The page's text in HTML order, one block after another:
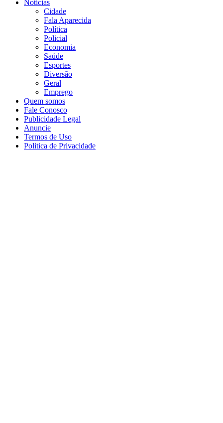
Notícias
Cidade
Fala Aparecida
Política
Policial
Economia
Saúde
Esportes
Diversão
Geral
Emprego
Quem somos
Fale Conosco
Publicidade Legal
Anuncie
Termos de Uso
Politica de Privacidade